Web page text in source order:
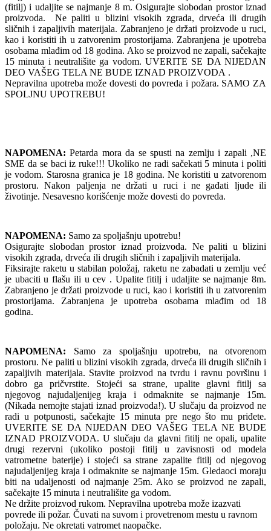
(fitilj) i udaljite se najmanje 8 m. Osigurajte slobodan prostor iznad
proizvoda. Ne paliti u blizini visokih zgrada, drveća ili drugih
sličnih i zapaljivih materijala. Zabranjeno je držati proizvode u ruci,
kao i koristiti ih u zatvorenim prostorijama. Zabranjena je upotreba
osobama mlađim od 18 godina. Ako se proizvod ne zapali, sačekajte
15 minuta i neutrališite ga vodom. UVERITE SE DA NIJEDAN
DEO VAŠEG TELA NE BUDE IZNAD PROIZVODA .
Nepravilna upotreba može dovesti do povreda i požara. SAMO ZA
SPOLJNU UPOTREBU!
NAPOMENA: Petarda mora da se spusti na zemlju i zapali ,NE
SME da se baci iz ruke!!! Ukoliko ne radi sačekati 5 minuta i politi
je vodom. Starosna granica je 18 godina. Ne koristiti u zatvorenom
prostoru. Nakon paljenja ne držati u ruci i ne gađati ljude ili
životinje. Nesavesno korišćenje može dovesti do povreda.
NAPOMENA: Samo za spoljašnju upotrebu!
Osigurajte slobodan prostor iznad proizvoda. Ne paliti u blizini
visokih zgrada, drveća ili drugih sličnih i zapaljivih materijala.
Fiksirajte raketu u stabilan položaj, raketu ne zabadati u zemlju već
je ubaciti u flašu ili u cev . Upalite fitilj i udaljite se najmanje 8m.
Zabranjeno je držati proizvode u ruci, kao i koristiti ih u zatvorenim
prostorijama. Zabranjena je upotreba osobama mlađim od 18
godina.
NAPOMENA: Samo za spoljašnju upotrebu, na otvorenom
prostoru. Ne paliti u blizini visokih zgrada, drveća ili drugih sličnih i
zapaljivih materijala. Stavite proizvod na tvrdu i ravnu površinu i
dobro ga pričvrstite. Stojeći sa strane, upalite glavni fitilj sa
njegovog najudaljenijeg kraja i odmaknite se najmanje 15m.
(Nikada nemojte stajati iznad proizvoda!). U slučaju da proizvod ne
radi u potpunosti, sačekajte 15 minuta pre nego što mu priđete.
UVERITE SE DA NIJEDAN DEO VAŠEG TELA NE BUDE
IZNAD PROIZVODA. U slučaju da glavni fitilj ne opali, upalite
drugi rezervni (ukoliko postoji fitilj u zavisnosti od modela
vatrometne baterije) i stojeći sa strane zapalite fitilj od njegovog
najudaljenijeg kraja i odmaknite se najmanje 15m. Gledaoci moraju
biti na udaljenosti od najmanje 25m. Ako se proizvod ne zapali,
sačekajte 15 minuta i neutrališite ga vodom.
Ne držite proizvod rukom. Nepravilna upotreba može izazvati
povrede ili požar. Čuvati na suvom i provetrenom mestu u ravnom
položaju. Ne okretati vatromet naopačke.